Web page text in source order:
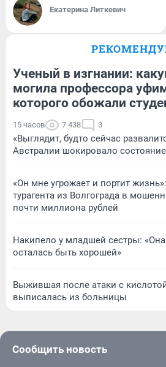
Екатерина Литкевич
Ученый в изгнании:
могила профессора
которого обожали
15 часов 7 438 3
«Выглядит, будто сейчас
Австралии шокировало
«Он мне угрожает и портит
турагента из Волгограда в
почти миллиона рублей
Накипело у младшей сестры: «Она
осталась быть хорошей»
Выжившая после атаки с
выписалась из больницы
Сообщить новость